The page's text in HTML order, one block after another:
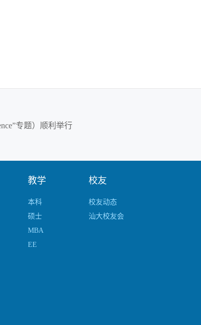
专题）顺利举行
教学
本科
硕士
MBA
EE
校友
校友动态
汕大校友会